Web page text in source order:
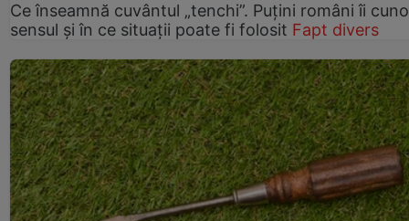
Ce înseamnă cuvântul „tenchi”. Puțini români îi
sensul și în ce situații poate fi folosit Fapt divers